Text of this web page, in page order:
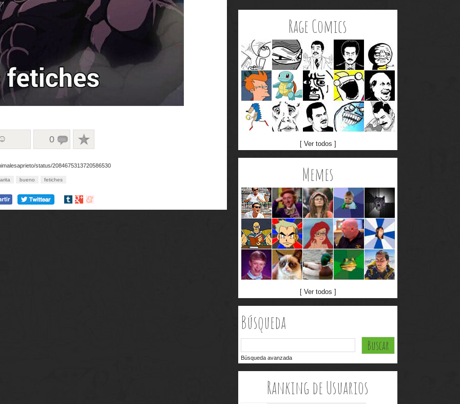
0
status/2084675313720586530
bueno fetiches
Compartir
Compartir
Compartir
Rage Comics
[ Ver todos ]
Memes
[ Ver todos ]
Búsqueda
Búsqueda avanzada
Ranking de Usuarios